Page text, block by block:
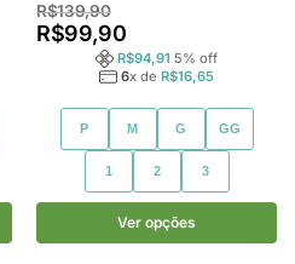
R$139,90
R$99,90
R$94,91 5% off
6x de R$16,65
P M G GG
1 2 3
Ver opções